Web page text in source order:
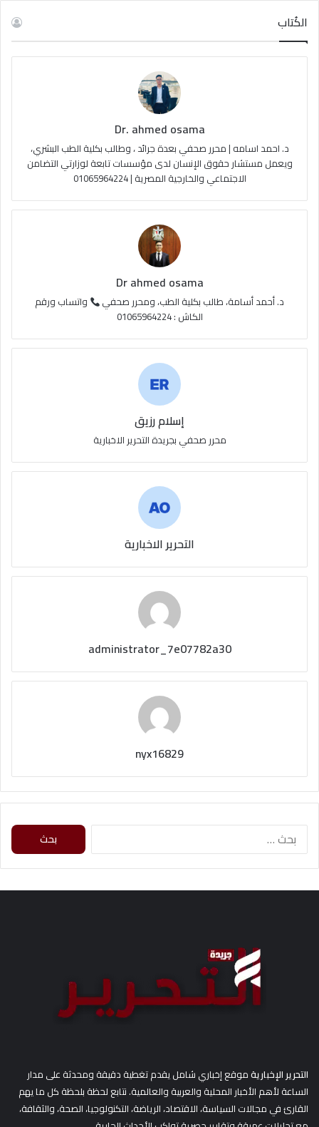
س
ب
u
e
ت
ا
م
ص
ا
ل
م
و
R
S
S
الكُتاب
Dr. ahmed osama
د. احمد اسامه | محرر صحفي بعدة جرائد ، وطالب بكلية الطب البشري،
ويعمل مستشار حقوق الإنسان لدى مؤسسات تابعة لوزارتي التضامن
الاجتماعي والخارجية المصرية | 01065964224
Dr ahmed osama
د. أحمد أسامة، طالب بكلية الطب، ومحرر صحفي
واتساب ورقم
الكاش : 01065964224
إسلام رزيق
محرر صحفي بجريدة التحرير الاخبارية
التحرير الاخبارية
administrator_7e07782a30
nyx16829
ث
التحرير الإخباريةموقع إخباري شامل يقدم تغطية دقيقة ومحدثة على مدار
الساعة لأهم الأخبار المحلية والعربية والعالمية. نتابع لحظة بلحظة كل ما يهم
القارئ في مجالات السياسة، الاقتصاد، الرياضة، التكنولوجيا، الصحة، والثقافة،